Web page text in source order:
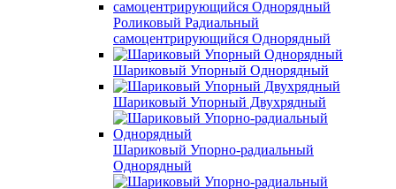
Роликовый Радиальный
самоцентрирующийся Однорядный
Шариковый Упорный Однорядный
Шариковый Упорный Двухрядный
Шариковый Упорно-радиальный
Однорядный